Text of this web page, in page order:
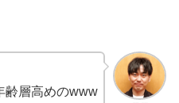
齢層高めのwww